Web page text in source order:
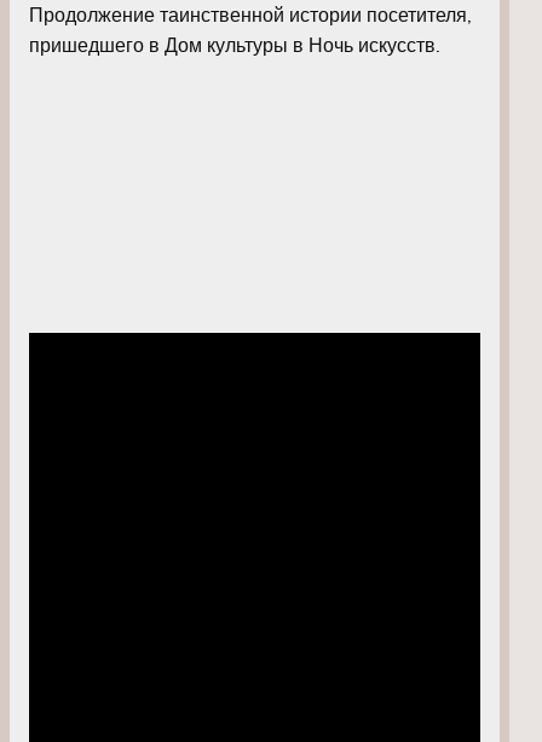
Продолжение таинственной истории посетителя,
пришедшего в Дом культуры в Ночь искусств.